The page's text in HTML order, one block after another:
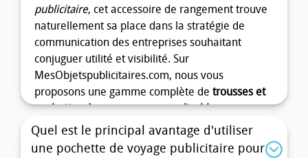
publicitaire, cet accessoire de rangement trouve
naturellement sa place dans la stratégie de
communication des entreprises souhaitant
conjuguer utilité et visibilité. Sur
MesObjetspublicitaires.com, nous vous
proposons une gamme complète de trousses et
pochettes de voyage personnalisables, conçues
pour répondre aux attentes de vos cibles tout en
valorisant votre image de marque.
Quel est le principal avantage d'utiliser
une pochette de voyage publicitaire pour